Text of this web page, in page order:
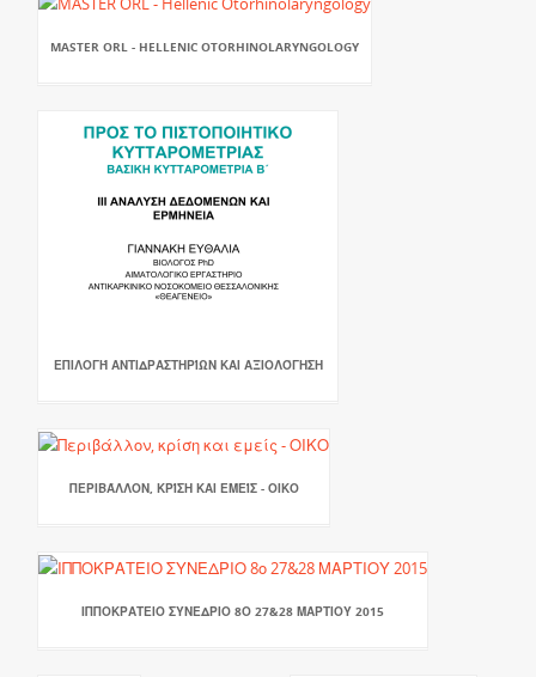
MASTER ORL - HELLENIC OTORHINOLARYNGOLOGY
ΕΠΙΛΟΓΉ ΑΝΤΙΔΡΑΣΤΗΡΊΩΝ ΚΑΙ ΑΞΙΟΛΌΓΗΣΗ
ΠΕΡΙΒΆΛΛΟΝ, ΚΡΊΣΗ ΚΑΙ ΕΜΕΊΣ - ΟΙΚΟ
ΙΠΠΟΚΡΑΤΕΙΟ ΣΥΝΕΔΡΙΟ 8Ο 27&28 ΜΑΡΤΙΟΥ 2015